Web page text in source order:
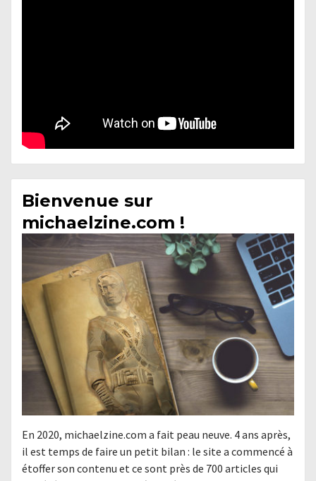
Bienvenue sur
michaelzine.com !
En 2020, michaelzine.com a fait peau neuve. 4 ans après,
il est temps de faire un petit bilan : le site a commencé à
étoffer son contenu et ce sont près de 700 articles qui